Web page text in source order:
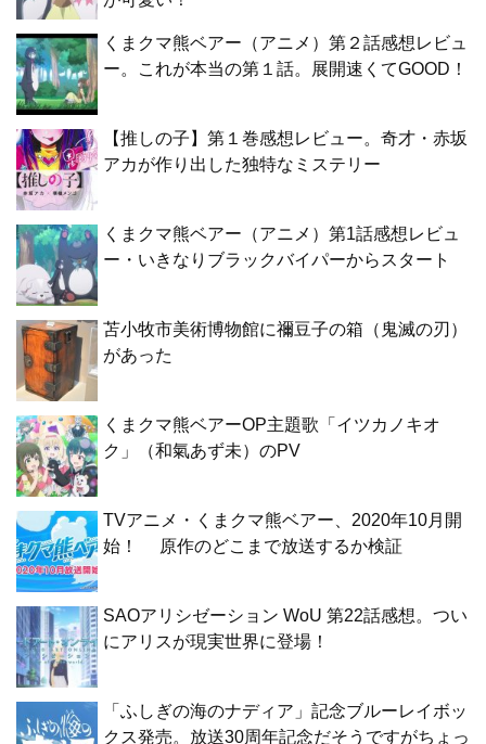
くまクマ熊ベアー（アニメ）第２話感想レビュ
ー。これが本当の第１話。展開速くてGOOD！
【推しの子】第１巻感想レビュー。奇才・赤坂
アカが作り出した独特なミステリー
くまクマ熊ベアー（アニメ）第1話感想レビュ
ー・いきなりブラックバイパーからスタート
苫小牧市美術博物館に禰豆子の箱（鬼滅の刃）
があった
くまクマ熊ベアーOP主題歌「イツカノキオ
ク」（和氣あず未）のPV
TVアニメ・くまクマ熊ベアー、2020年10月開
始！ 原作のどこまで放送するか検証
SAOアリシゼーション WoU 第22話感想。つい
にアリスが現実世界に登場！
「ふしぎの海のナディア」記念ブルーレイボッ
クス発売。放送30周年記念だそうですがちょっ